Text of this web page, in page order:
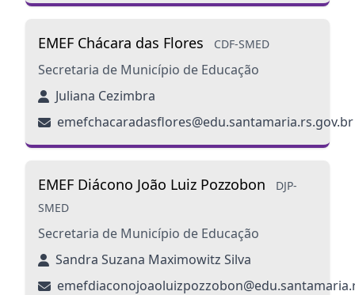
EMEF Chácara das Flores CDF-SMED
Secretaria de Município de Educação
Juliana Cezimbra
emefchacaradasflores@edu.santamaria.rs.gov.br
EMEF Diácono João Luiz Pozzobon
DJP-
SMED
Secretaria de Município de Educação
Sandra Suzana Maximowitz Silva